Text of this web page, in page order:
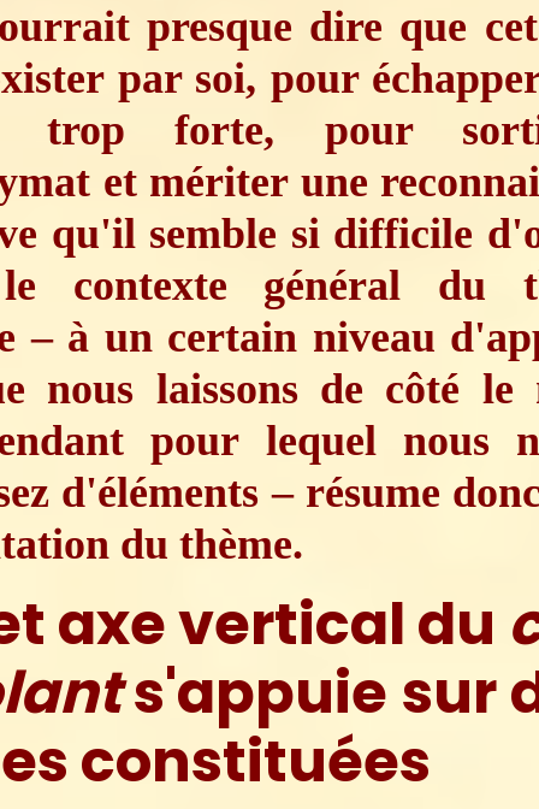
presque dire que
par soi, pour
trop forte, pour
et mériter une
qu'il semble si difficile
contexte général du
– à un certain niveau
nous laissons de côté le
pour lequel nous
d'éléments – résume
du thème.
axe vertical du
s'appuie sur
constituées